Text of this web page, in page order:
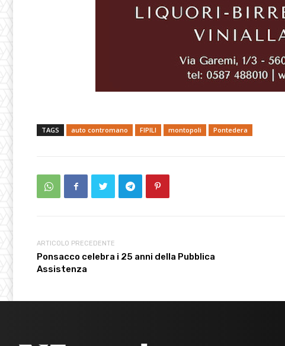
TAGS auto contromano FIPILI montopoli Pontedera
ARTICOLO PRECEDENTE
Ponsacco celebra i 25 anni della Pubblica
Assistenza